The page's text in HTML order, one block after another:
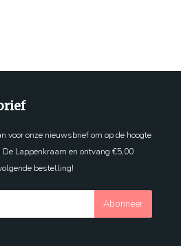
voor onze nieuwsbrief om op de hoogte
Lappenkraam en ontvang €5,00
bestelling!
Abonneer